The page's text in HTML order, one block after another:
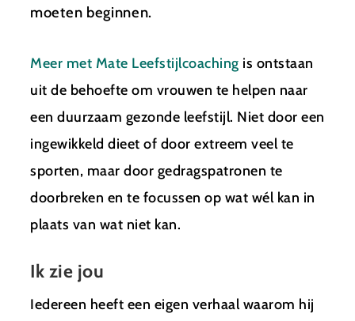
moeten beginnen.
Meer met Mate Leefstijlcoaching is ontstaan
uit de behoefte om vrouwen te helpen naar
een duurzaam gezonde leefstijl. Niet door een
ingewikkeld dieet of door extreem veel te
sporten, maar door gedragspatronen te
doorbreken en te focussen op wat wél kan in
plaats van wat niet kan.
Ik zie jou
Iedereen heeft een eigen verhaal waarom hij